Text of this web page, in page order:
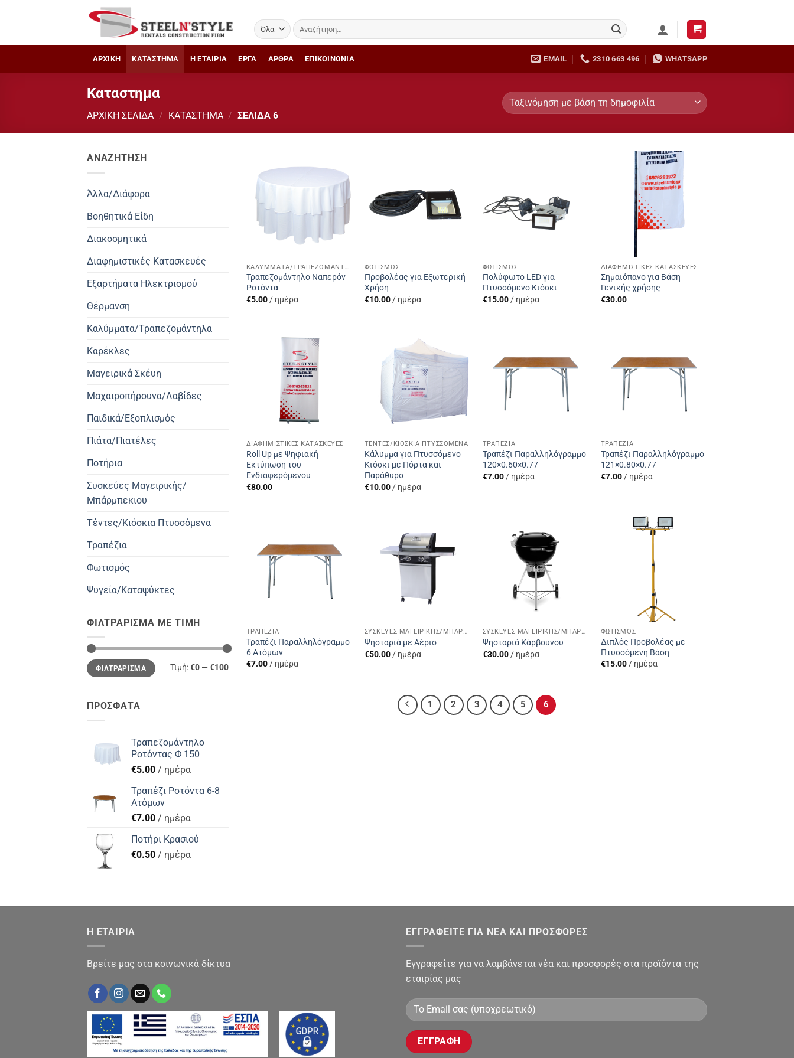
Αναζήτηση
για:
ΑΡΧΙΚΗ ΚΑΤΑΣΤΗΜΑ Η ΕΤΑΙΡΙΑ ΕΡΓΑ ΑΡΘΡΑ ΕΠΙΚΟΙΝΩΝΙΑ EMAIL 2310 663 496 WHATSAPP
Καταστημα
ΑΡΧΙΚΉ ΣΕΛΊΔΑ / ΚΑΤΑΣΤΗΜΑ / ΣΕΛΊΔΑ 6
ΑΝΑΖΗΤΗΣΗ
Άλλα/Διάφορα
Βοηθητικά Είδη
Διακοσμητικά
Διαφημιστικές Κατασκευές
Εξαρτήματα Ηλεκτρισμού
Θέρμανση
Καλύμματα/Τραπεζομάντηλα
Καρέκλες
Μαγειρικά Σκέυη
Μαχαιροπήρουνα/Λαβίδες
Παιδικά/Εξοπλισμός
Πιάτα/Πιατέλες
Ποτήρια
Συσκεύες Μαγειρικής/
Μπάρμπεκιου
Τέντες/Κιόσκια Πτυσσόμενα
Τραπέζια
Φωτισμός
Ψυγεία/Καταψύκτες
ΦΙΛΤΡΆΡΙΣΜΑ ΜΕ ΤΙΜΉ
Ελάχιστη
τιμή
Μέγιστη
τιμήΦΙΛΤΡΆΡΙΣΜΑ Τιμή:€0 — €100
ΠΡΟΣΦΑΤΑ
Τραπεζομάντηλο
Ροτόντας Φ 150
€5.00 / ημέρα
Τραπέζι Ροτόντα 6-8
Ατόμων
€7.00 / ημέρα
Ποτήρι Κρασιού
€0.50 / ημέρα
Add to
Τραπεζομάντηλο Ναπερόν
Ροτόντα
€5.00/ ημέρα
Wishlist
ΦΩΤΙΣΜΌΣ
Προβολέας για Εξωτερική
Χρήση
€10.00/ ημέρα
ΦΩΤΙΣΜΌΣ
Πολύφωτο LED για
Πτυσσόμενο Κιόσκι
€15.00/ ημέρα
Add to
Wishlist
ΔΙΑΦΗΜΙΣΤΙΚΈΣ ΚΑΤΑΣΚΕΥΈΣ
Σημαιόπανο για Βάση
Γενικής χρήσης
€30.00
ΔΙΑΦΗΜΙΣΤΙΚΈΣ ΚΑΤΑΣΚΕΥΈΣ
Roll Up με Ψηφιακή
Εκτύπωση του
Ενδιαφερόμενου
€80.00
Add to
Wishlist
ΤΈΝΤΕΣ/ΚΙΌΣΚΙΑ ΠΤΥΣΣΌΜΕΝΑ
Κάλυμμα για Πτυσσόμενο
Κιόσκι με Πόρτα και
Παράθυρο
€10.00/ ημέρα
Add to
Wishlist
ΤΡΑΠΈΖΙΑ
Τραπέζι Παραλληλόγραμμο
120×0.60×0.77
€7.00/ ημέρα
Add to
Wishlist
ΤΡΑΠΈΖΙΑ
Τραπέζι Παραλληλόγραμμο
121×0.80×0.77
€7.00/ ημέρα
Add to
Wishlist
ΤΡΑΠΈΖΙΑ
Τραπέζι Παραλληλόγραμμο
6 Ατόμων
€7.00/ ημέρα
Add to
Wishlist
ΣΥΣΚΕΎΕΣ ΜΑΓΕΙΡΙΚΉΣ/ΜΠΆΡΜΠΕΚΙΟΥ
Ψησταριά με Αέριο
€50.00/ ημέρα
Add to
Wishlist
ΣΥΣΚΕΎΕΣ ΜΑΓΕΙΡΙΚΉΣ/ΜΠΆΡΜΠΕΚΙΟΥ
Ψησταριά Κάρβουνου
€30.00/ ημέρα
ΦΩΤΙΣΜΌΣ
Διπλός Προβολέας με
Πτυσσόμενη Βάση
€15.00/ ημέρα
1 2 3 4 5 6
Η ΕΤΑΙΡΙΑ
Βρείτε μας στα κοινωνικά δίκτυα
ΕΓΓΡΑΦΕΙΤΕ ΓΙΑ ΝΕΑ ΚΑΙ ΠΡΟΣΦΟΡΕΣ
Εγγραφείτε για να λαμβάνεται νέα και προσφορές στα προϊόντα της
εταιρίας μας